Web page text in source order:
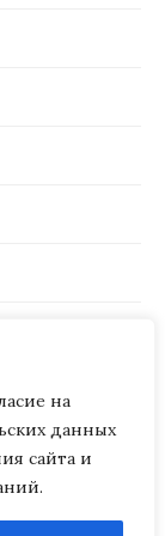
на
данных
сайта и